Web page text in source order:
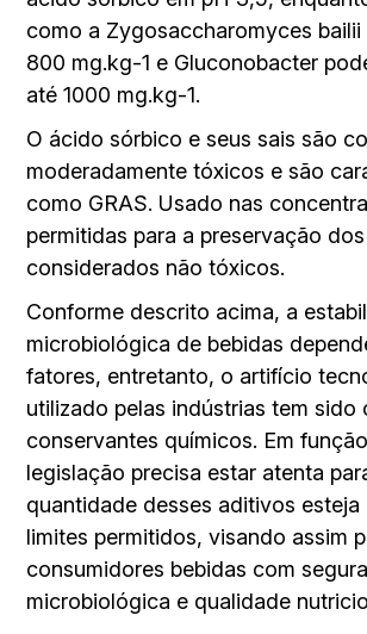
como a Zygosaccharomyces
800 mg.kg-1 e Gluconobacter
até 1000 mg.kg-1.
O ácido sórbico e seus sais são
moderadamente tóxicos e são
como GRAS. Usado nas
permitidas para a preservação
considerados não tóxicos.
Conforme descrito acima, a
microbiológica de bebidas
fatores, entretanto, o artifício
utilizado pelas indústrias tem sido
conservantes químicos. Em
legislação precisa estar atenta
quantidade desses aditivos
limites permitidos, visando assim
consumidores bebidas com
microbiológica e qualidade